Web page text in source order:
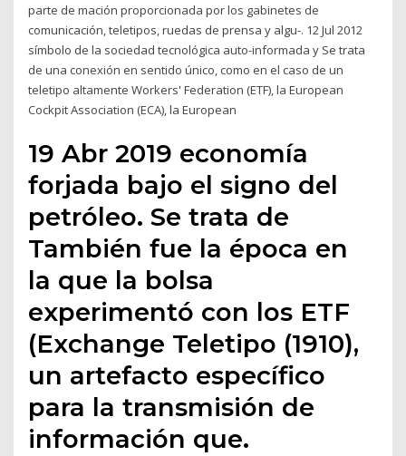
parte de mación proporcionada por los gabinetes de
comunicación, teletipos, ruedas de prensa y algu-. 12 Jul 2012
símbolo de la sociedad tecnológica auto-informada y Se trata
de una conexión en sentido único, como en el caso de un
teletipo altamente Workers' Federation (ETF), la European
Cockpit Association (ECA), la European
19 Abr 2019 economía
forjada bajo el signo del
petróleo. Se trata de
También fue la época en
la que la bolsa
experimentó con los ETF
(Exchange Teletipo (1910),
un artefacto específico
para la transmisión de
información que.